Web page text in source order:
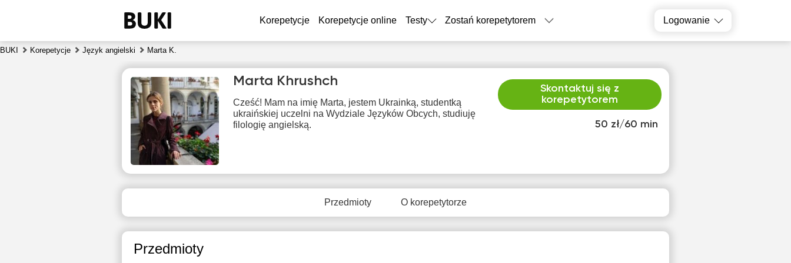
Korepetycje Korepetycje online Testy Zostań korepetytorem Logowanie
BUKI Korepetycje Język angielski Marta K.
50 zł/60 min
Skontaktuj się z
korepetytorem
Marta Khrushch
Cześć! Mam na imię Marta, jestem Ukrainką, studentką
ukraińskiej uczelni na Wydziale Języków Obcych, studiuję
filologię angielską.
Przedmioty O korepetytorze
Przedmioty
czw
6
7
8
9
10
11
12
11:00
11:30
12:30 10:30 10:30
Brak
dostępnych
dostępnych
dostępnych